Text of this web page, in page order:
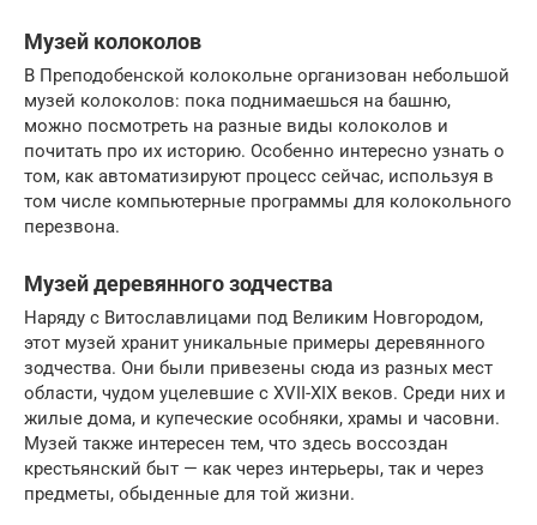
Музей колоколов
В Преподобенской колокольне организован небольшой
музей колоколов: пока поднимаешься на башню,
можно посмотреть на разные виды колоколов и
почитать про их историю. Особенно интересно узнать о
том, как автоматизируют процесс сейчас, используя в
том числе компьютерные программы для колокольного
перезвона.
Музей деревянного зодчества
Наряду с Витославлицами под Великим Новгородом,
этот музей хранит уникальные примеры деревянного
зодчества. Они были привезены сюда из разных мест
области, чудом уцелевшие с XVII-XIX веков. Среди них и
жилые дома, и купеческие особняки, храмы и часовни.
Музей также интересен тем, что здесь воссоздан
крестьянский быт — как через интерьеры, так и через
предметы, обыденные для той жизни.